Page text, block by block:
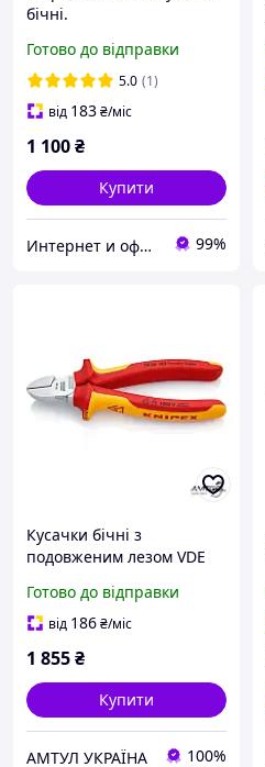
бічні.
Готово до відправки
5.0 (1)
від 183₴/міс
1 100₴
Купити
Интернет и оффлайн магазин инструментов в Запорожье "Инструмент" 99%
Кусачки бічні з
подовженим лезом VDE
Готово до відправки
від 186₴/міс
1 855₴
Купити
АМТУЛ УКРАЇНА 100%